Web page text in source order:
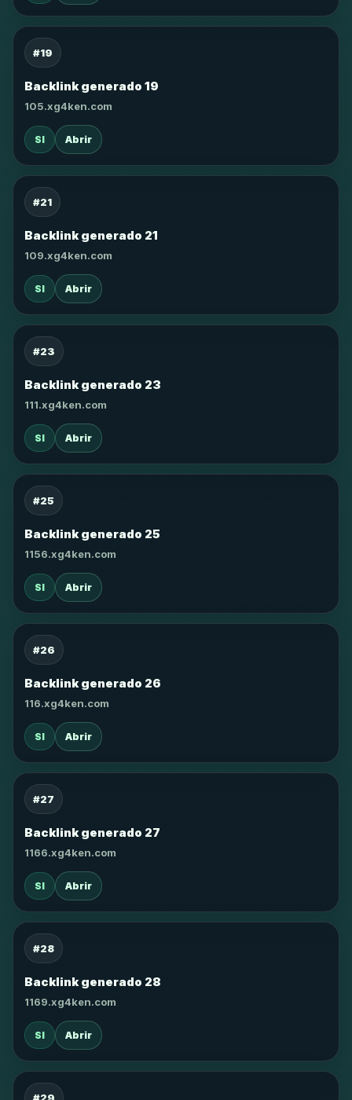
#19
Backlink generado 19
105.xg4ken.com
SI Abrir
#21
Backlink generado 21
109.xg4ken.com
SI Abrir
#23
Backlink generado 23
111.xg4ken.com
SI Abrir
#25
Backlink generado 25
1156.xg4ken.com
SI Abrir
#26
Backlink generado 26
116.xg4ken.com
SI Abrir
#27
Backlink generado 27
1166.xg4ken.com
SI Abrir
#28
Backlink generado 28
1169.xg4ken.com
SI Abrir